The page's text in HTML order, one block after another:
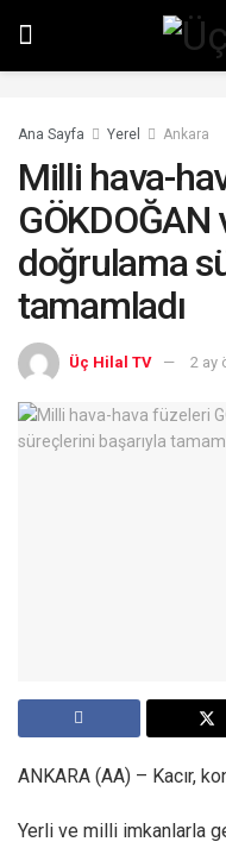
Ana Sayfa Yerel Ankara
Milli hava-
GÖKDOĞAN
doğrulama
tamamladı
Üç Hilal TV 2 ay
ANKARA (AA) – Kacır,
Yerli ve milli imkanlarla